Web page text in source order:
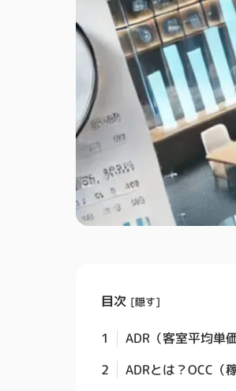
目次 [隠す]
1
ADR（客室平均単
2
ADRとは？OCC（